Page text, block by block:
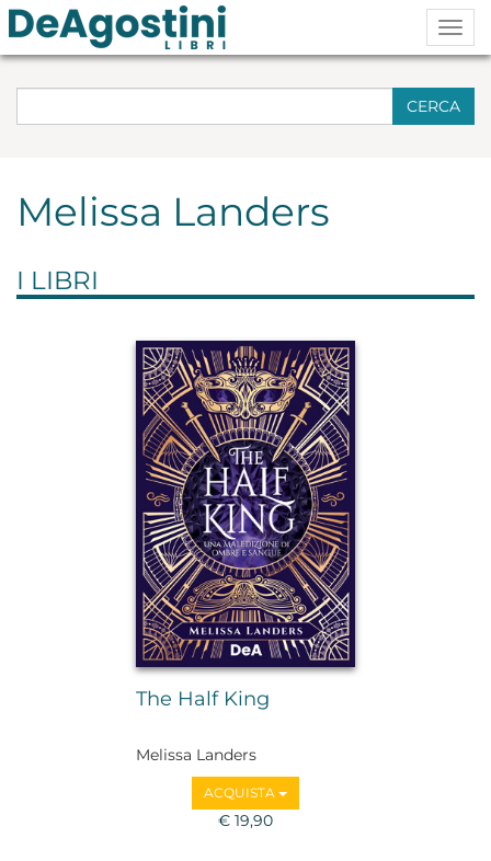
CERCA
Melissa Landers
I LIBRI
The Half King
Melissa Landers
ACQUISTA
€ 19,90